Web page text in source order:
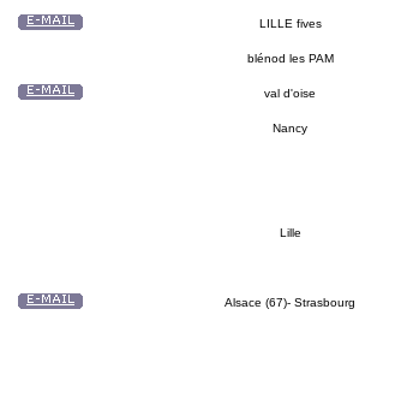
LILLE fives
blénod les PAM
val d'oise
Nancy
Lille
Alsace (67)- Strasbourg